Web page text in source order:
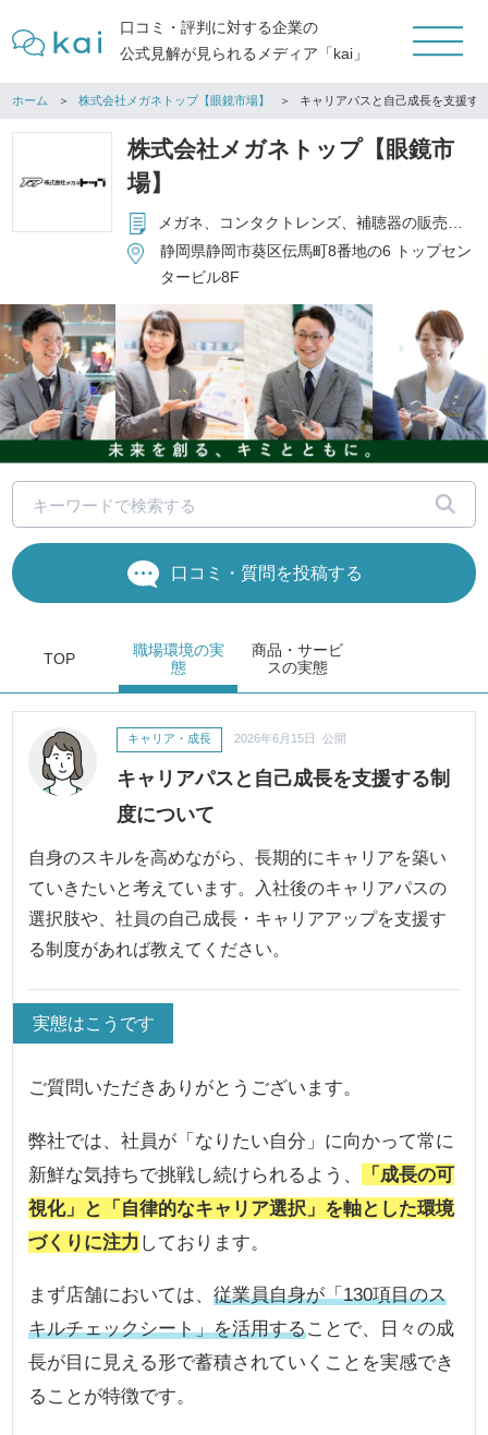
口コミ・評判に対する企業の
公式見解が見られるメディア「kai」
ホーム 株式会社メガネトップ【眼鏡市場】 キャリアパスと自己成長を支援す
株式会社メガネトップ【眼鏡市
場】
メガネ、コンタクトレンズ、補聴器の販売、その他関連商品の販売
静岡県静岡市葵区伝馬町8番地の6 トップセン
タービル8F
口コミ・質問を投稿する
TOP
商品・サービ
スの実態
職場環境の実
態
キャリアパスと自己成長を支援する制
度について
キャリア・成長 2026年6月15日 公開
自身のスキルを高めながら、長期的にキャリアを築い
ていきたいと考えています。入社後のキャリアパスの
選択肢や、社員の自己成長・キャリアアップを支援す
る制度があれば教えてください。
実態はこうです
ご質問いただきありがとうございます。
弊社では、社員が「なりたい自分」に向かって常に
新鮮な気持ちで挑戦し続けられるよう、
「成長の可
視化」と「自律的なキャリア選択」を軸とした環境
づくりに注力 しております。
まず店舗においては、従業員自身が「130項目のス
キルチェックシート」を活用することで、日々の成
長が目に見える形で蓄積されていくことを実感でき
ることが特徴です。